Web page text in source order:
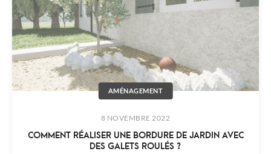
AMÉNAGEMENT
8 NOVEMBRE 2022
COMMENT RÉALISER UNE BORDURE DE JARDIN AVEC
DES GALETS ROULÉS ?